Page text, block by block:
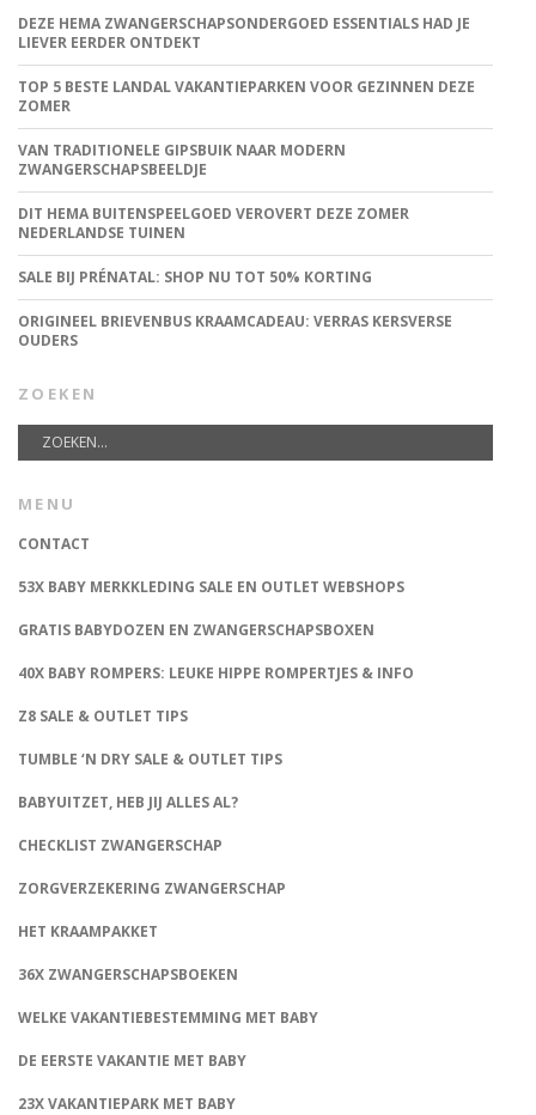
DEZE HEMA ZWANGERSCHAPSONDERGOED ESSENTIALS HAD JE
LIEVER EERDER ONTDEKT
TOP 5 BESTE LANDAL VAKANTIEPARKEN VOOR GEZINNEN DEZE
ZOMER
VAN TRADITIONELE GIPSBUIK NAAR MODERN
ZWANGERSCHAPSBEELDJE
DIT HEMA BUITENSPEELGOED VEROVERT DEZE ZOMER
NEDERLANDSE TUINEN
SALE BIJ PRÉNATAL: SHOP NU TOT 50% KORTING
ORIGINEEL BRIEVENBUS KRAAMCADEAU: VERRAS KERSVERSE
OUDERS
ZOEKEN
MENU
CONTACT
53X BABY MERKKLEDING SALE EN OUTLET WEBSHOPS
GRATIS BABYDOZEN EN ZWANGERSCHAPSBOXEN
40X BABY ROMPERS: LEUKE HIPPE ROMPERTJES & INFO
Z8 SALE & OUTLET TIPS
TUMBLE ‘N DRY SALE & OUTLET TIPS
BABYUITZET, HEB JIJ ALLES AL?
CHECKLIST ZWANGERSCHAP
ZORGVERZEKERING ZWANGERSCHAP
HET KRAAMPAKKET
36X ZWANGERSCHAPSBOEKEN
WELKE VAKANTIEBESTEMMING MET BABY
DE EERSTE VAKANTIE MET BABY
23X VAKANTIEPARK MET BABY